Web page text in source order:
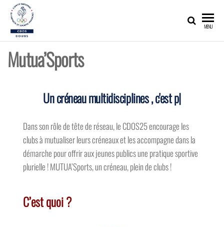
valoriser les
olympiques
et sportives
du Doubs !
MENU
Mutua’Sports
Un créneau multidisciplines, c'est possible ?
Dans son rôle de tête de réseau, le CDOS25 encourage les
clubs à mutualiser leurs créneaux et les accompagne dans la
démarche pour offrir aux jeunes publics une pratique sportive
plurielle ! MUTUA’Sports, un créneau, plein de clubs !
C’est quoi ?